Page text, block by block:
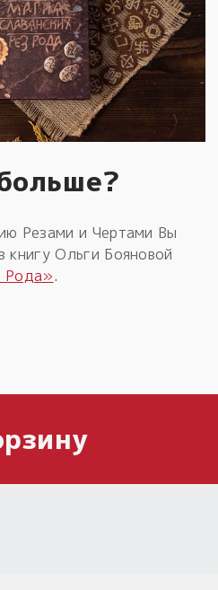
Резами и Чертами Вы
книгу Ольги Бояновой
Рода».